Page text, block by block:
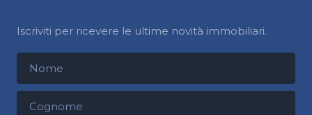
Iscriviti per ricevere le ultime novità immobiliari.
Nome
Cognome